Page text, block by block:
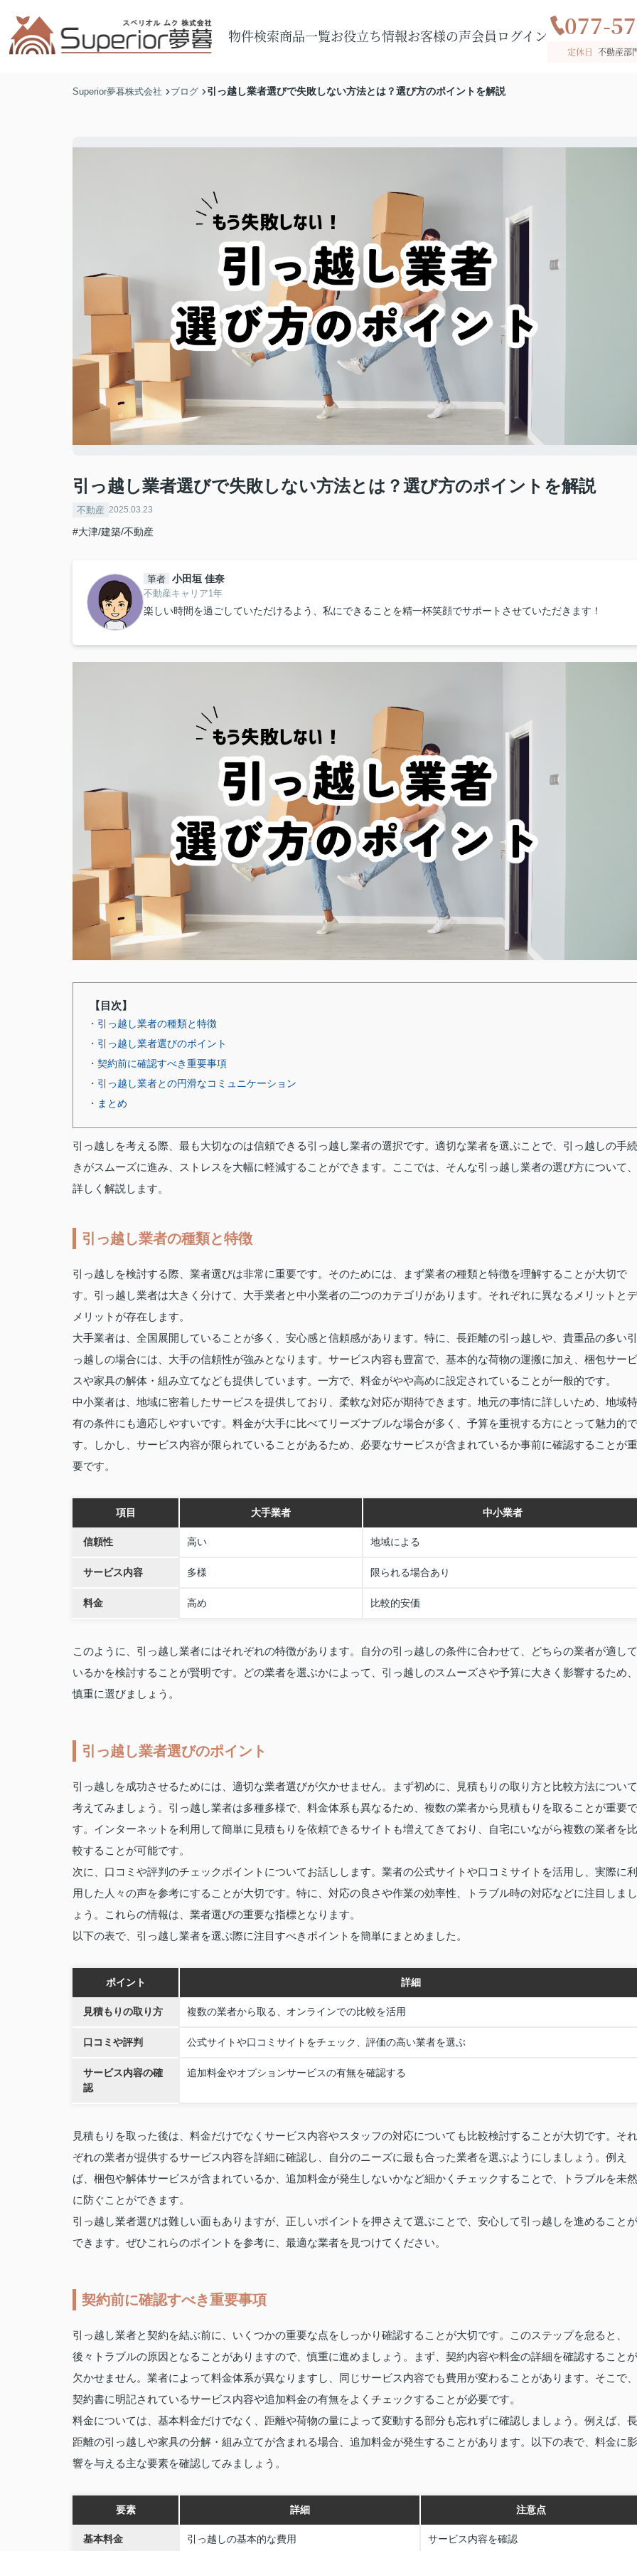
物件検索商品一覧お役立ち情報お客様の声会員ログイン 077-
定休日 不動産部
Superior夢暮株式会社 ブログ 引っ越し業者選びで失敗しない方法とは？選び方のポイントを解説
引っ越し業者選びで失敗しない方法とは？選び方のポイントを解説
不動産 2025.03.23
#大津/建築/不動産
筆者 小田垣 佳奈
不動産キャリア1年
楽しい時間を過ごしていただけるよう、私にできることを精一杯笑顔でサポートさせていただきます！
【目次】
・引っ越し業者の種類と特徴
・引っ越し業者選びのポイント
・契約前に確認すべき重要事項
・引っ越し業者との円滑なコミュニケーション
・まとめ
引っ越しを考える際、最も大切なのは信頼できる引っ越し業者の選択です。適切な業者を選ぶことで、引っ越しの手続
きがスムーズに進み、ストレスを大幅に軽減することができます。ここでは、そんな引っ越し業者の選び方について、
詳しく解説します。
引っ越し業者の種類と特徴
引っ越しを検討する際、業者選びは非常に重要です。そのためには、まず業者の種類と特徴を理解することが大切で
す。引っ越し業者は大きく分けて、大手業者と中小業者の二つのカテゴリがあります。それぞれに異なるメリットとデ
メリットが存在します。
大手業者は、全国展開していることが多く、安心感と信頼感があります。特に、長距離の引っ越しや、貴重品の多い引
っ越しの場合には、大手の信頼性が強みとなります。サービス内容も豊富で、基本的な荷物の運搬に加え、梱包サービ
スや家具の解体・組み立てなども提供しています。一方で、料金がやや高めに設定されていることが一般的です。
中小業者は、地域に密着したサービスを提供しており、柔軟な対応が期待できます。地元の事情に詳しいため、地域特
有の条件にも適応しやすいです。料金が大手に比べてリーズナブルな場合が多く、予算を重視する方にとって魅力的で
す。しかし、サービス内容が限られていることがあるため、必要なサービスが含まれているか事前に確認することが重
要です。
項目 大手業者 中小業者
信頼性 高い 地域による
サービス内容 多様 限られる場合あり
料金 高め 比較的安価
このように、引っ越し業者にはそれぞれの特徴があります。自分の引っ越しの条件に合わせて、どちらの業者が適して
いるかを検討することが賢明です。どの業者を選ぶかによって、引っ越しのスムーズさや予算に大きく影響するため、
慎重に選びましょう。
引っ越し業者選びのポイント
引っ越しを成功させるためには、適切な業者選びが欠かせません。まず初めに、見積もりの取り方と比較方法について
考えてみましょう。引っ越し業者は多種多様で、料金体系も異なるため、複数の業者から見積もりを取ることが重要で
す。インターネットを利用して簡単に見積もりを依頼できるサイトも増えてきており、自宅にいながら複数の業者を比
較することが可能です。
次に、口コミや評判のチェックポイントについてお話しします。業者の公式サイトや口コミサイトを活用し、実際に利
用した人々の声を参考にすることが大切です。特に、対応の良さや作業の効率性、トラブル時の対応などに注目しまし
ょう。これらの情報は、業者選びの重要な指標となります。
以下の表で、引っ越し業者を選ぶ際に注目すべきポイントを簡単にまとめました。
ポイント 詳細
見積もりの取り方 複数の業者から取る、オンラインでの比較を活用
口コミや評判 公式サイトや口コミサイトをチェック、評価の高い業者を選ぶ
サービス内容の確
認
追加料金やオプションサービスの有無を確認する
見積もりを取った後は、料金だけでなくサービス内容やスタッフの対応についても比較検討することが大切です。それ
ぞれの業者が提供するサービス内容を詳細に確認し、自分のニーズに最も合った業者を選ぶようにしましょう。例え
ば、梱包や解体サービスが含まれているか、追加料金が発生しないかなど細かくチェックすることで、トラブルを未然
に防ぐことができます。
引っ越し業者選びは難しい面もありますが、正しいポイントを押さえて選ぶことで、安心して引っ越しを進めることが
できます。ぜひこれらのポイントを参考に、最適な業者を見つけてください。
契約前に確認すべき重要事項
引っ越し業者と契約を結ぶ前に、いくつかの重要な点をしっかり確認することが大切です。このステップを怠ると、
後々トラブルの原因となることがありますので、慎重に進めましょう。まず、契約内容や料金の詳細を確認することが
欠かせません。業者によって料金体系が異なりますし、同じサービス内容でも費用が変わることがあります。そこで、
契約書に明記されているサービス内容や追加料金の有無をよくチェックすることが必要です。
料金については、基本料金だけでなく、距離や荷物の量によって変動する部分も忘れずに確認しましょう。例えば、長
距離の引っ越しや家具の分解・組み立てが含まれる場合、追加料金が発生することがあります。以下の表で、料金に影
響を与える主な要素を確認してみましょう。
要素 詳細 注意点
基本料金 引っ越しの基本的な費用 サービス内容を確認